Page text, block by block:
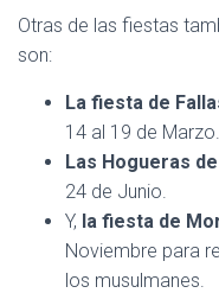
Otras de las fiestas
son:
La fiesta de
14 al 19 de Marzo.
Las Hogueras
24 de Junio.
Y, la fiesta de
Noviembre para
los musulmanes.